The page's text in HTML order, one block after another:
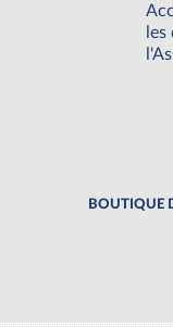
BOUTIQUE